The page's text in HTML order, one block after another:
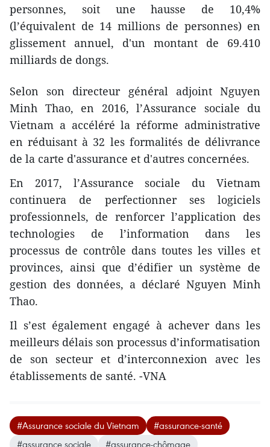
personnes, soit une hausse de 10,4%
(l’équivalent de 14 millions de personnes) en
glissement annuel, d'un montant de 69.410
milliards de dongs.
Selon son directeur général adjoint Nguyen
Minh Thao, en 2016, l’Assurance sociale du
Vietnam a accéléré la réforme administrative
en réduisant à 32 les formalités de délivrance
de la carte d'assurance et d'autres concernées.
En 2017, l’Assurance sociale du Vietnam
continuera de perfectionner ses logiciels
professionnels, de renforcer l’application des
technologies de l’information ​dans les
processus de contrôle dans toutes les villes et
provinces, ainsi que d’édifier un système de
gestion des données, a déclaré Nguyen Minh
Thao.
Il s’est également engagé à achever dans les
meilleurs délais son processus d’informatisation
de son secteur et d’interconnexion avec les
établissements de santé. -VNA
#Assurance sociale du Vietnam
#assurance-santé
#assurance sociale
#assurance-chômage